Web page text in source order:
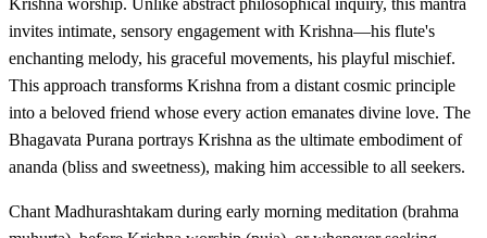
Krishna worship. Unlike abstract philosophical inquiry, this mantra
invites intimate, sensory engagement with Krishna—his flute's
enchanting melody, his graceful movements, his playful mischief.
This approach transforms Krishna from a distant cosmic principle
into a beloved friend whose every action emanates divine love. The
Bhagavata Purana portrays Krishna as the ultimate embodiment of
ananda (bliss and sweetness), making him accessible to all seekers.
Chant Madhurashtakam during early morning meditation (brahma